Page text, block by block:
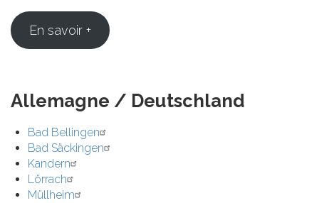
En savoir +
Allemagne / Deutschland
Bad Bellingen
Bad Säckingen
Kandern
Lörrach
Müllheim